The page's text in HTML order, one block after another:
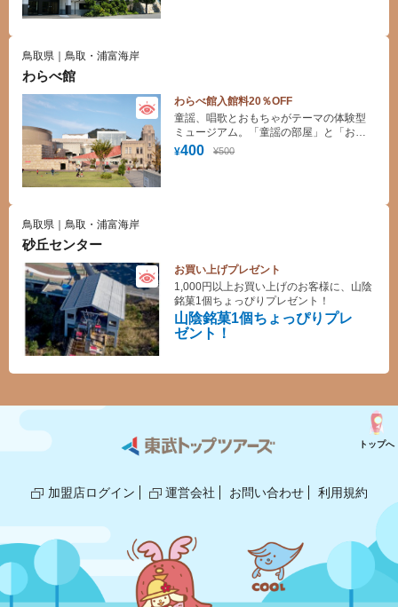
鳥取県｜鳥取・浦富海岸
わらべ館
わらべ館入館料20％OFF
¥400 ¥500
童謡、唱歌とおもちゃがテーマの体験型
ミュージアム。「童謡の部屋」と「おも
ちゃの部屋」からなる館内には、バラエ
鳥取県｜鳥取・浦富海岸
砂丘センター
お買い上げプレゼント
山陰銘菓1個ちょっぴりプレ
ゼント！
1,000円以上お買い上げのお客様に、山陰
銘菓1個ちょっぴりプレゼント！
加盟店ログイン 運営会社 お問い合わせ 利用規約
トップへ